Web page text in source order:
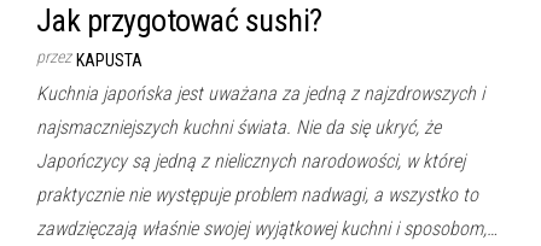
Jak przygotować sushi?
przez KAPUSTA
Kuchnia japońska jest uważana za jedną z najzdrowszych i
najsmaczniejszych kuchni świata. Nie da się ukryć, że
Japończycy są jedną z nielicznych narodowości, w której
praktycznie nie występuje problem nadwagi, a wszystko to
zawdzięczają właśnie swojej wyjątkowej kuchni i sposobom,…